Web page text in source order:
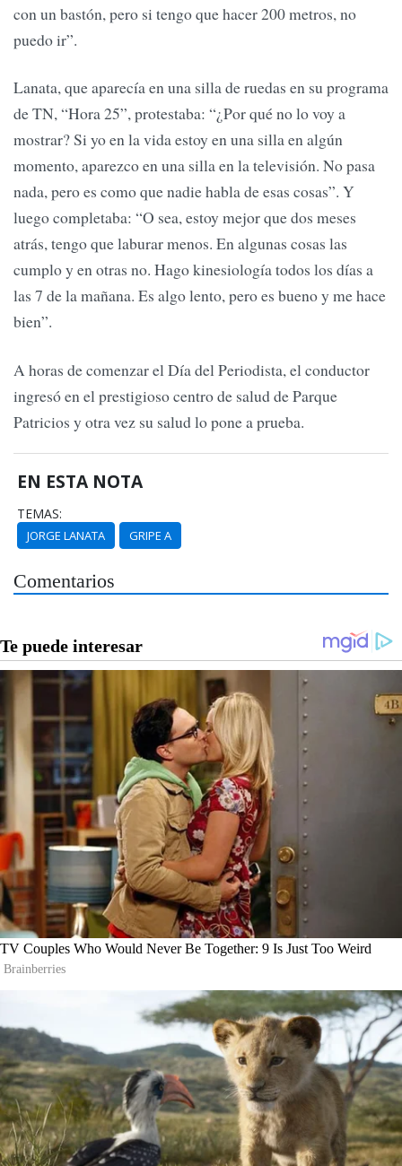
con un bastón, pero si tengo que hacer 200 metros, no
puedo ir”.
Lanata, que aparecía en una silla de ruedas en su programa
de TN, “Hora 25”, protestaba: “¿Por qué no lo voy a
mostrar? Si yo en la vida estoy en una silla en algún
momento, aparezco en una silla en la televisión. No pasa
nada, pero es como que nadie habla de esas cosas”. Y
luego completaba: “O sea, estoy mejor que dos meses
atrás, tengo que laburar menos. En algunas cosas las
cumplo y en otras no. Hago kinesiología todos los días a
las 7 de la mañana. Es algo lento, pero es bueno y me hace
bien”.
A horas de comenzar el Día del Periodista, el conductor
ingresó en el prestigioso centro de salud de Parque
Patricios y otra vez su salud lo pone a prueba.
EN ESTA NOTA
TEMAS:
JORGE LANATA GRIPE A
Comentarios